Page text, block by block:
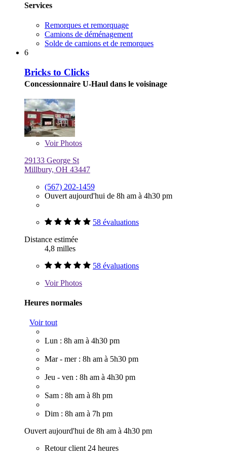
Services
Remorques et remorquage
Camions de déménagement
Solde de camions et de remorques
6
Bricks to Clicks
Concessionnaire U-Haul dans le voisinage
VoirPhotos
29133 George St
Millbury, OH 43447
(567) 202-1459
Ouvert aujourd'hui de 8h am à 4h30 pm
58 évaluations
Distance estimée
4,8 milles
58 évaluations
VoirPhotos
Heures normales
Voir tout
Lun : 8h am à 4h30 pm
Mar - mer : 8h am à 5h30 pm
Jeu - ven : 8h am à 4h30 pm
Sam : 8h am à 8h pm
Dim : 8h am à 7h pm
Ouvert aujourd'hui de 8h am à 4h30 pm
Retour client 24 heures